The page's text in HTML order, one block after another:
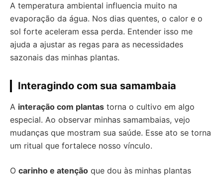
A temperatura ambiental influencia muito na
evaporação da água. Nos dias quentes, o calor e o
sol forte aceleram essa perda. Entender isso me
ajuda a ajustar as regas para as necessidades
sazonais das minhas plantas.
Interagindo com sua samambaia
A interação com plantas torna o cultivo em algo
especial. Ao observar minhas samambaias, vejo
mudanças que mostram sua saúde. Esse ato se torna
um ritual que fortalece nosso vínculo.
O carinho e atenção que dou às minhas plantas